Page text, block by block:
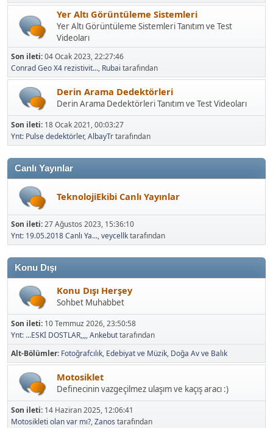
Yer Altı Görüntüleme Sistemleri
Yer Altı Görüntüleme Sistemleri Tanıtım ve Test
Videoları
Son ileti:04 Ocak 2023, 22:27:46
Conrad Geo X4 rezistivit..., Rubai tarafından
Derin Arama Dedektörleri
Derin Arama Dedektörleri Tanıtım ve Test Videoları
Son ileti: 18 Ocak 2021, 00:03:27
Ynt: Pulse dedektörler,AlbayTrtarafından
Canlı Yayınlar
TeknolojiEkibi Canlı Yayınlar
Son ileti:27 Ağustos 2023, 15:36:10
Ynt: 19.05.2018 Canlı Ya...,veycellktarafından
Konu Dışı
Konu Dışı Herşey
Sohbet Muhabbet
Son ileti: 10 Temmuz 2026, 23:50:58
Ynt: ...ESKİ DOSTLAR,,,,Ankebuttarafından
Alt-Bölümler Fotoğrafcılık Edebiyat ve Müzik Doğa Av ve Balık
Motosiklet
Definecinin vazgeçilmez ulaşım ve kaçış aracı :)
Son ileti: 14 Haziran 2025, 12:06:41
Motosikleti olan var mı?,Zanos tarafından